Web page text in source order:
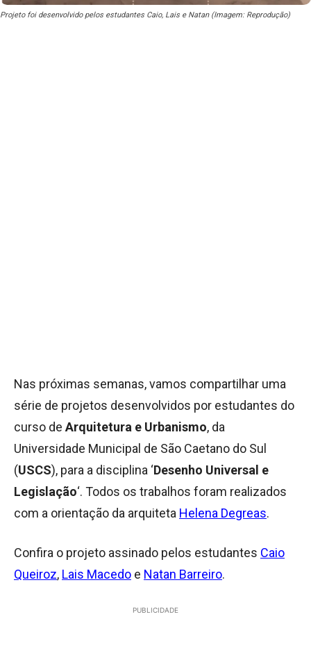
Projeto foi desenvolvido pelos estudantes Caio, Lais e Natan (Imagem: Reprodução)
Nas próximas semanas, vamos compartilhar uma
série de projetos desenvolvidos por estudantes do
curso de Arquitetura e Urbanismo, da
Universidade Municipal de São Caetano do Sul
(USCS), para a disciplina ‘Desenho Universal e
Legislação‘. Todos os trabalhos foram realizados
com a orientação da arquiteta Helena Degreas.
Confira o projeto assinado pelos estudantes Caio
Queiroz, Lais Macedo e Natan Barreiro.
PUBLICIDADE